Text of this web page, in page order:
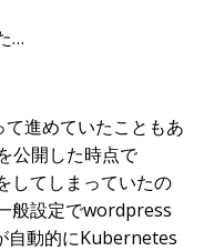
…
進めていたこともあ
公開した時点で
してしまっていたの
般設定でwordpress
自動的にKubernetes